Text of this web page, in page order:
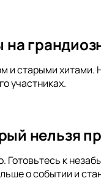
и старыми хитами.
участниках.
нельзя
Готовьтесь к
о событии и